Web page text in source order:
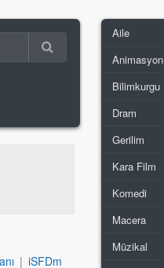
| iSFDm
Aile
Animasyon
Bilimkurgu
Dram
Gerilim
Kara Film
Komedi
Macera
Müzikal